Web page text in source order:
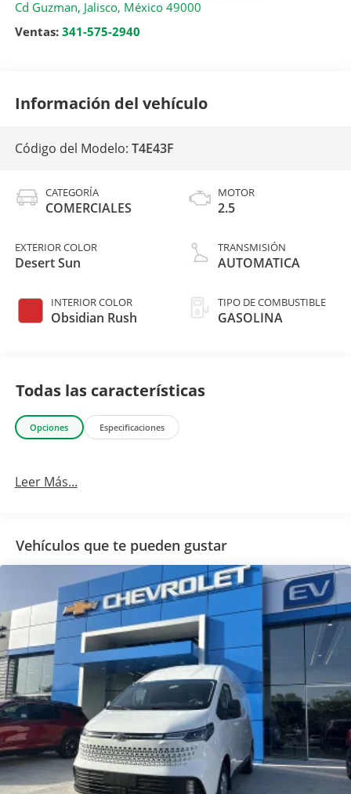
Cd Guzman, Jalisco, México 49000
Ventas: 341-575-2940
Información del vehículo
Código del Modelo: T4E43F
CATEGORÍA
COMERCIALES
EXTERIOR COLOR
Desert Sun
INTERIOR COLOR
Obsidian Rush
MOTOR
2.5
TRANSMISIÓN
AUTOMATICA
TIPO DE COMBUSTIBLE
GASOLINA
Todas las características
Opciones Especificaciones
Leer Más...
Vehículos que te pueden gustar